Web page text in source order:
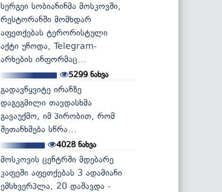
სერგეი სობიანინმა მოსკოვში,
რესტორანში მომხდარ
აფეთქებას ტერორისტული
აქტი უწოდა, Telegram-
არხების ინფორმაც...
5299 ნახვა
გადავწყვიტე ირანზე
დაგეგმილი თავდასხმა
გავაუქმო, იმ პირობით, რომ
შეთანხმება სწრა...
4028ნახვა
მოსკოვის ცენტრში მდებარე
კაფეში აფეთქებას 3 ადამიანი
ემსხვერპლა, 20 დაშავდა -